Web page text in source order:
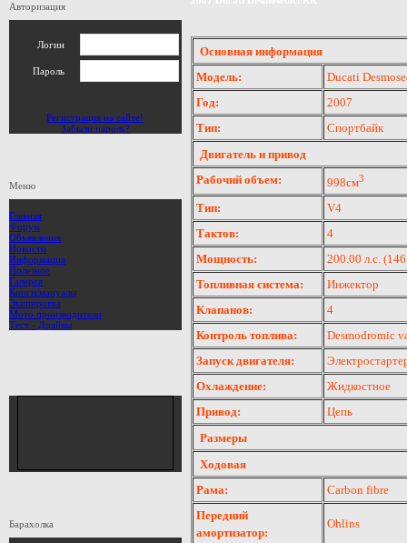
Авторизация
Логин
Пароль
Регистрация на сайте!
Забыли пароль?
Меню
Главная
Форум
Объявления
Новости
Информация
Полезное
Галерея
Книги/мануалы
Экипировка
Мото производители
Тест - Драйвы
Барахолка
Основная информация
Модель:
Ducati
Год:
2007
Тип:
Спортбайк
Двигатель и привод
Рабочий объем:
998см3
Тип:
V4
Тактов:
4
Мощность:
200.00 л.с.
Топливная система:
Инжектор
Клапанов:
4
Контроль топлива:
Desmodromic
Запуск двигателя:
Охлаждение:
Жидкостное
Привод:
Цепь
Размеры
Ходовая
Рама:
Carbon fibre
Передний
амортизатор:
Ohlins